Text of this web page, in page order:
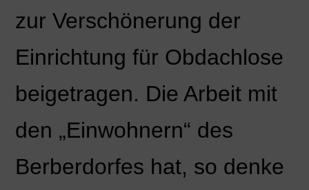
zur Verschönerung der
Einrichtung für Obdachlose
beigetragen. Die Arbeit mit
den „Einwohnern“ des
Berberdorfes hat, so denke